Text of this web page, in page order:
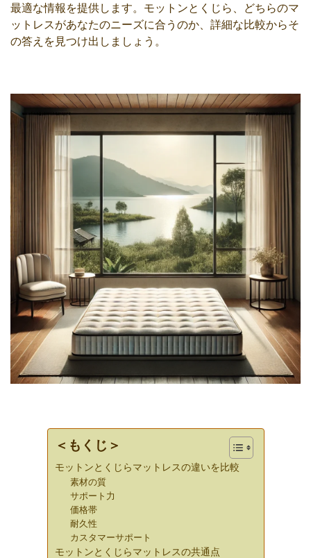
最適な情報を提供します。モットンとくじら、どちらのマ
ットレスがあなたのニーズに合うのか、詳細な比較からそ
の答えを見つけ出しましょう。
＜もくじ＞
モットンとくじらマットレスの違いを比較
素材の質
サポート力
価格帯
耐久性
カスタマーサポート
モットンとくじらマットレスの共通点